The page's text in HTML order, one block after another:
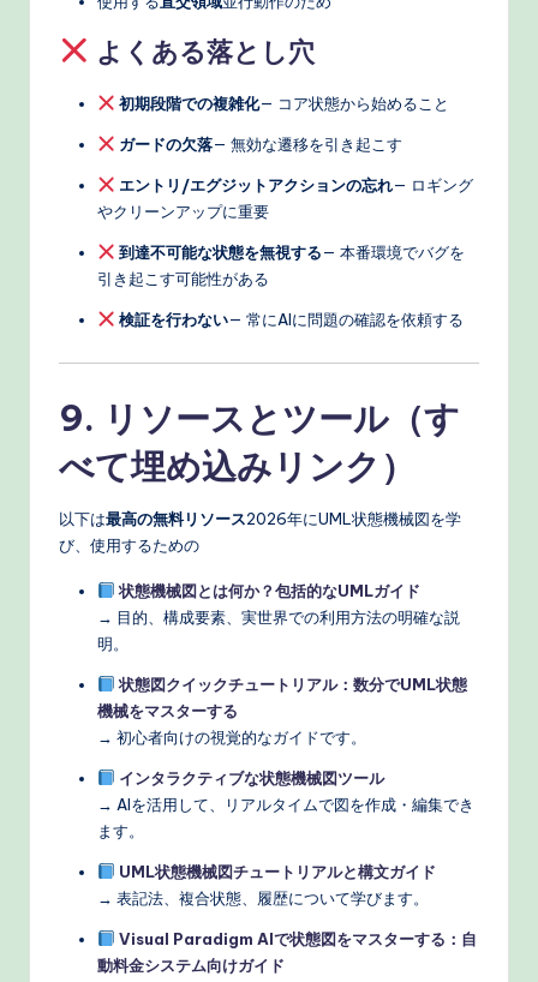
よくある落とし穴
初期段階での複雑化— コア状態から始めること
ガードの欠落— 無効な遷移を引き起こす
エントリ/エグジットアクションの忘れ— ロギング
やクリーンアップに重要
到達不可能な状態を無視する— 本番環境でバグを
引き起こす可能性がある
検証を行わない— 常にAIに問題の確認を依頼する
9. リソースとツール（す
べて埋め込みリンク）
以下は最高の無料リソース2026年にUML状態機械図を学
び、使用するための
状態機械図とは何か？包括的なUMLガイド
→ 目的、構成要素、実世界での利用方法の明確な説
明。
状態図クイックチュートリアル：数分でUML状態
機械をマスターする
→ 初心者向けの視覚的なガイドです。
インタラクティブな状態機械図ツール
→ AIを活用して、リアルタイムで図を作成・編集でき
ます。
UML状態機械図チュートリアルと構文ガイド
→ 表記法、複合状態、履歴について学びます。
Visual Paradigm AIで状態図をマスターする：自
動料金システム向けガイド